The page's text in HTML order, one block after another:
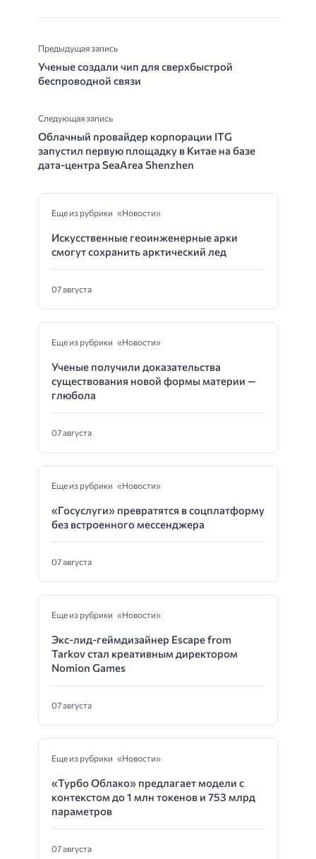
Предыдущая запись
Ученые создали чип для сверхбыстрой
беспроводной связи
Следующая запись
Облачный провайдер корпорации ITG
запустил первую площадку в Китае на базе
дата-центра SeaArea Shenzhen
Еще из рубрики «Новости»
Искусственные геоинженерные арки
смогут сохранить арктический лед
07 августа
Еще из рубрики «Новости»
Ученые получили доказательства
существования новой формы материи —
глюбола
07 августа
Еще из рубрики «Новости»
«Госуслуги» превратятся в соцплатформу
без встроенного мессенджера
07 августа
Еще из рубрики «Новости»
Экс-лид-геймдизайнер Escape from
Tarkov стал креативным директором
Nomion Games
07 августа
Еще из рубрики «Новости»
«Турбо Облако» предлагает модели с
контекстом до 1 млн токенов и 753 млрд
параметров
07 августа